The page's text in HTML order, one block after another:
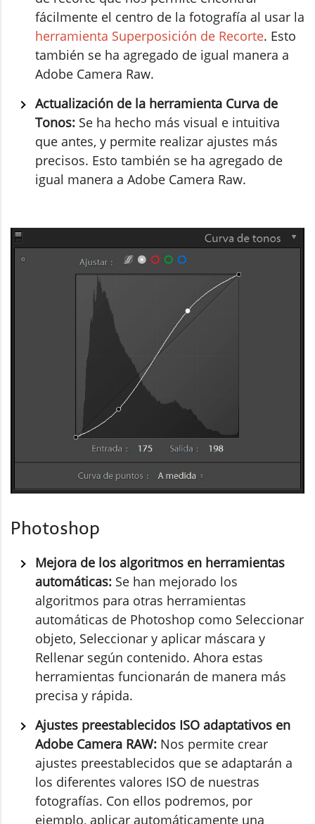
fácilmente el centro de la fotografía al usar la
herramienta Superposición de Recorte. Esto
también se ha agregado de igual manera a
Adobe Camera Raw.
Actualización de la herramienta Curva de
Tonos: Se ha hecho más visual e intuitiva
que antes, y permite realizar ajustes más
precisos. Esto también se ha agregado de
igual manera a Adobe Camera Raw.
Photoshop
Mejora de los algoritmos en herramientas
automáticas: Se han mejorado los
algoritmos para otras herramientas
automáticas de Photoshop como Seleccionar
objeto, Seleccionar y aplicar máscara y
Rellenar según contenido. Ahora estas
herramientas funcionarán de manera más
precisa y rápida.
Ajustes preestablecidos ISO adaptativos en
Adobe Camera RAW: Nos permite crear
ajustes preestablecidos que se adaptarán a
los diferentes valores ISO de nuestras
fotografías. Con ellos podremos, por
ejemplo, aplicar automáticamente una